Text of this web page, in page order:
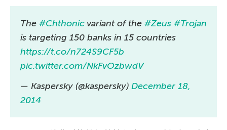
The #Chthonic variant of the #Zeus #Trojan
is targeting 150 banks in 15 countries
https://t.co/n724S9CF5b
pic.twitter.com/NkFvOzbwdV
— Kaspersky (@kaspersky) December 18,
2014